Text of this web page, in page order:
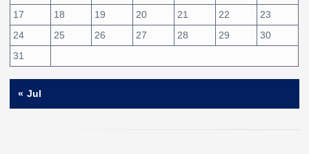
17
18 19 20 21 22
23
24
25 26 27 28 29
30
31
« Jul